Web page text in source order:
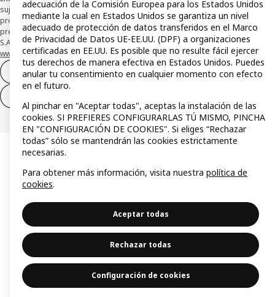
sujeta a su organización. La entidad ha escogido como sistema de
protección de los fondos recibidos de usuarios de servicios de pago que
presta su depósito en una cuenta bancaria separada abierta en CaixaBank,
S.A. Conoce más acerca de las formas de pago de tu tarjeta aquí:
www.caixabankpc.com/es/productos. ​
Desistimiento del contrato
adecuación de la Comisión Europea para los Estados Unidos
mediante la cual en Estados Unidos se garantiza un nivel
adecuado de protección de datos transferidos en el Marco
de Privacidad de Datos UE-EE.UU. (DPF) a organizaciones
certificadas en EE.UU. Es posible que no resulte fácil ejercer
tus derechos de manera efectiva en Estados Unidos. Puedes
anular tu consentimiento en cualquier momento con efecto
en el futuro.
Al pinchar en "Aceptar todas", aceptas la instalación de las
cookies. SI PREFIERES CONFIGURARLAS TÚ MISMO, PINCHA
EN "CONFIGURACIÓN DE COOKIES". Si eliges “Rechazar
todas” sólo se mantendrán las cookies estrictamente
necesarias.
Para obtener más información, visita nuestra política de
cookies.
Aceptar todas
Rechazar todas
Configuración de cookies